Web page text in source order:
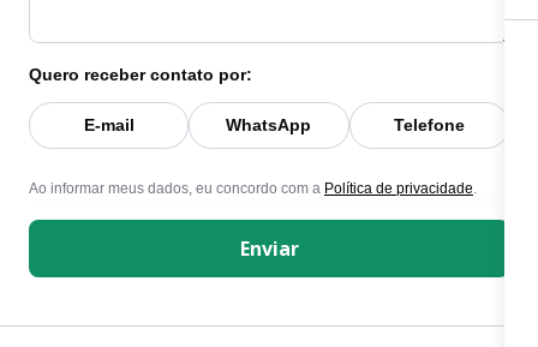
Quero receber contato por:
E-mail WhatsApp Telefone
Ao informar meus dados, eu concordo com a Política de privacidade.
Enviar